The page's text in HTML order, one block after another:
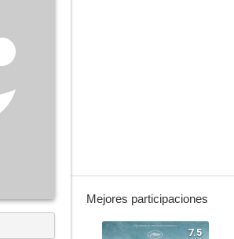
Mejores participaciones
7.5